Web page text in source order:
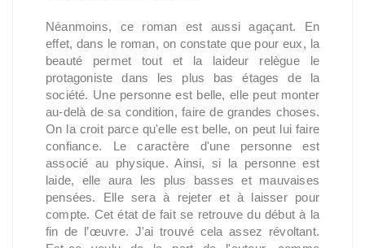
Néanmoins, ce roman est aussi agaçant. En
effet, dans le roman, on constate que pour eux, la
beauté permet tout et la laideur relègue le
protagoniste dans les plus bas étages de la
société. Une personne est belle, elle peut monter
au-delà de sa condition, faire de grandes choses.
On la croit parce qu'elle est belle, on peut lui faire
confiance. Le caractère d'une personne est
associé au physique. Ainsi, si la personne est
laide, elle aura les plus basses et mauvaises
pensées. Elle sera à rejeter et à laisser pour
compte. Cet état de fait se retrouve du début à la
fin de l’œuvre. J'ai trouvé cela assez révoltant.